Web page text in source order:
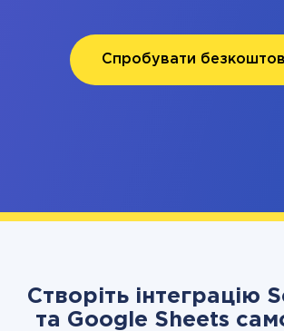
Спробувати
Створіть інтеграцію
та Google Sheets